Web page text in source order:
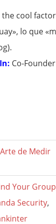
cool
lo que
Co-
de Medir
Your Group
Security,